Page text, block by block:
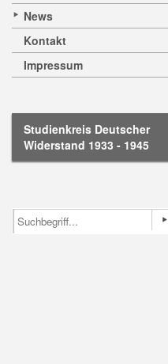
News
Kontakt
Impressum
Studienkreis Deutscher
Widerstand 1933 - 1945